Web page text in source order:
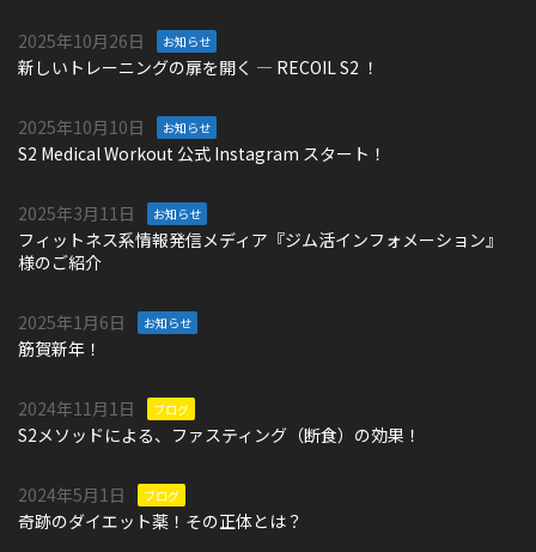
2025年10月26日 お知らせ
新しいトレーニングの扉を開く ― RECOIL S2 ！
2025年10月10日 お知らせ
S2 Medical Workout 公式 Instagram スタート！
2025年3月11日 お知らせ
フィットネス系情報発信メディア『ジム活インフォメーション』
様のご紹介
2025年1月6日 お知らせ
筋賀新年！
2024年11月1日 ブログ
S2メソッドによる、ファスティング（断食）の効果！
2024年5月1日 ブログ
奇跡のダイエット薬！その正体とは？